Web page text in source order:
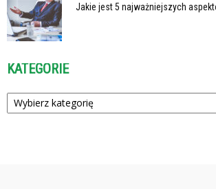
Jakie jest 5 najważniejszych
KATEGORIE
Kategorie